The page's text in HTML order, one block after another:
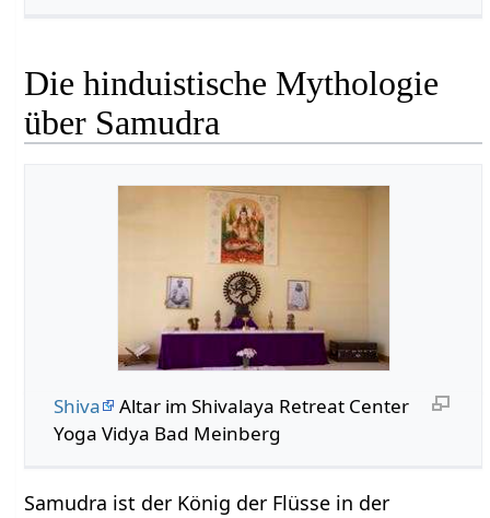
Die hinduistische Mythologie
über Samudra
Shiva
Altar im Shivalaya Retreat Center
Yoga Vidya Bad Meinberg
Samudra ist der König der Flüsse in der